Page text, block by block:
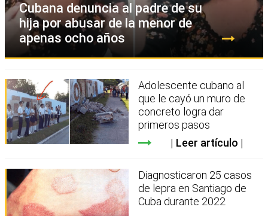
Cubana denuncia al padre de su
hija por abusar de la menor de
apenas ocho años
Adolescente cubano al
que le cayó un muro de
concreto logra dar
primeros pasos
Leer artículo
Diagnosticaron 25 casos
de lepra en Santiago de
Cuba durante 2022